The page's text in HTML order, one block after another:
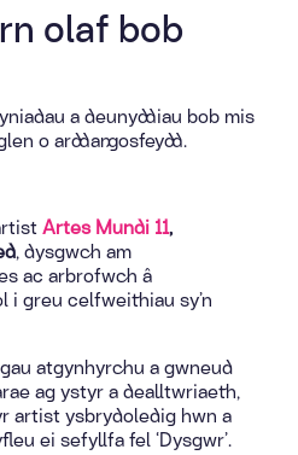
olaf bob
a deunyddiau bob mis
o arddangosfeydd.
Artes Mundi 11,
, dysgwch am
ac arbrofwch â
greu celfweithiau sy’n
atgynhyrchu a gwneud
ag ystyr a dealltwriaeth,
artist ysbrydoledig hwn a
ei sefyllfa fel ‘Dysgwr’.